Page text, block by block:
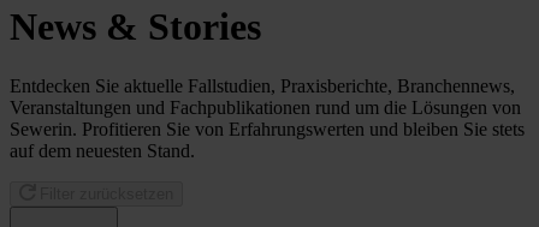
News & Stories
Entdecken Sie aktuelle Fallstudien, Praxisberichte, Branchennews,
Veranstaltungen und Fachpublikationen rund um die Lösungen von
Sewerin. Profitieren Sie von Erfahrungswerten und bleiben Sie stets
auf dem neuesten Stand.